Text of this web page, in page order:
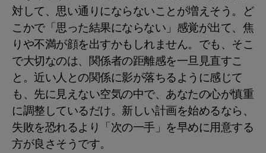
対して、思い通りにならないことが増えそう。ど
こかで「思った結果にならない」感覚が出て、焦
りや不満が顔を出すかもしれません。でも、そこ
で大切なのは、関係者の距離感を一旦見直すこ
と。近い人との関係に影が落ちるように感じて
も、先に見えない空気の中で、あなたの心が慎重
に調整しているだけ。新しい計画を始めるなら、
失敗を恐れるより「次の一手」を早めに用意する
方が良さそうです。